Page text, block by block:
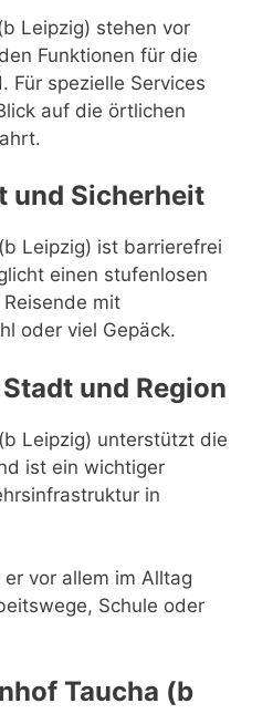
Leipzig) stehen vor
Funktionen für die
Für spezielle Services
auf die örtlichen
und Sicherheit
Leipzig) ist barrierefrei
einen stufenlosen
mit
oder viel Gepäck.
und Region
Leipzig) unterstützt die
ist ein wichtiger
in
vor allem im Alltag
Schule oder
Taucha (b